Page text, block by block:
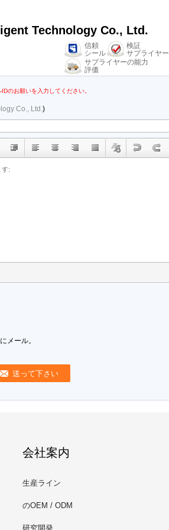
Technology Co., Ltd.
信頼
シール
検証
サプライヤー
サプライヤーの能力
評価
のお願いを入力してください。
Co., Ltd.)
メール。
会社案内
生産ライン
のOEM / ODM
研究開発